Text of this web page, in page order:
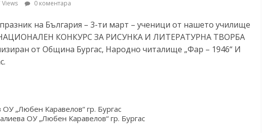
Views 0 коментара
на България – 3-ти март – ученици от нашето училище
НАЦИОНАЛЕН КОНКУРС ЗА РИСУНКА И ЛИТЕРАТУРНА ТВОРБА
от Община Бургас, Народно читалище „Фар – 1946“ И
„Любен Каравелов“ гр. Бургас
ОУ „Любен Каравелов“ гр. Бургас